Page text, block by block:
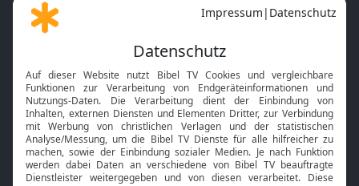
Gott und Bibel erklärt
Neuigkeiten
Mobile App
Smart TV
HbbTV
Bibelthek Online-Bibel
Nächster Gottesdienst